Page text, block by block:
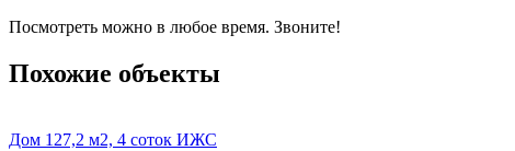
Посмотреть можно в любое время. Звоните!
Похожие объекты
Дом 127,2 м2, 4 соток ИЖС